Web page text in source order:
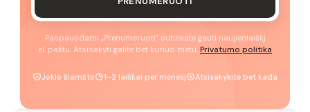
Paspausdami „Prenumeruoti" sutinkate gauti naujienlaiškį
el. paštu. Atsisakyti galite bet kuriuo metu. Privatumo politika
Jokio šlamšto 1–2 laiškai per mėnesį Atsisakykite bet kada